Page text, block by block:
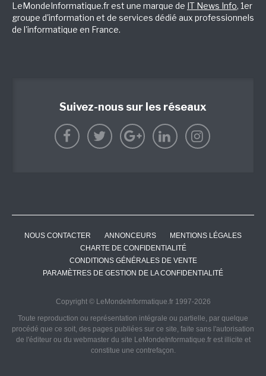
LeMondeInformatique.fr est une marque de IT News Info, 1er
groupe d'information et de services dédié aux professionnels
de l'informatique en France.
Suivez-nous sur les réseaux
NOUS CONTACTER ANNONCEURS
MENTIONS LÉGALES
CHARTE DE CONFIDENTIALITÉ
CONDITIONS GÉNÉRALES DE VENTE
PARAMÈTRES DE GESTION DE LA CONFIDENTIALITÉ
Copyright © LeMondeInformatique.fr 1997-2026
Toute reproduction ou représentation intégrale ou partielle, par quelque
procédé que ce soit, des pages publiées sur ce site, faite sans l'autorisation
de l'éditeur ou du webmaster du site LeMondeInformatique.fr est illicite et
constitue une contrefaçon.